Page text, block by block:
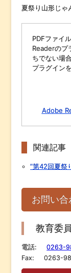
夏祭り山形じ
PDFファイ
Readerのプ
ちでない場
プラグイン
Adobe
関連記事
”第42回夏祭
お問い合
教育委
電話:
0263-
Fax:
0263-